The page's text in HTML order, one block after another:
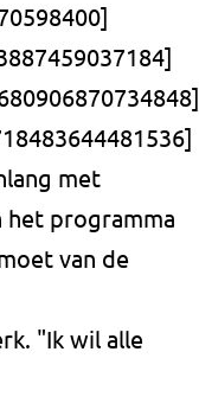
met
het programma
van de
"Ik wil alle